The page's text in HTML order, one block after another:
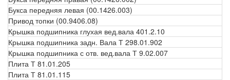
Букса передняя левая (00.1426.003)
Привод топки (00.9406.08)
Крышка подшипника глухая вед.вала 401.2.10
Крышка подшипника задн. Вала Т 298.01.902
Крышка подшипника с отв. вед.вала Т 9.02.007
Плита Т 81.01.205
Плита Т 81.01.115